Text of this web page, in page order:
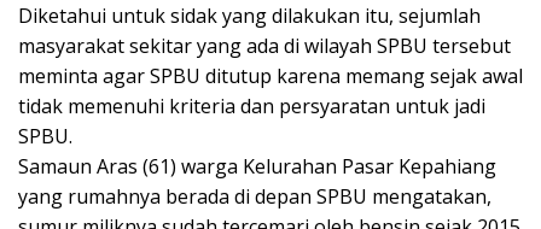
Diketahui untuk sidak yang dilakukan itu, sejumlah
masyarakat sekitar yang ada di wilayah SPBU tersebut
meminta agar SPBU ditutup karena memang sejak awal
tidak memenuhi kriteria dan persyaratan untuk jadi
SPBU.
Samaun Aras (61) warga Kelurahan Pasar Kepahiang
yang rumahnya berada di depan SPBU mengatakan,